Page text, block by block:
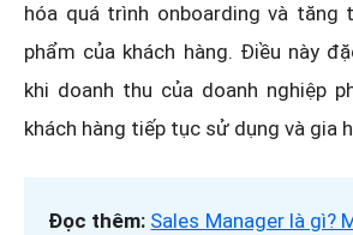
hóa quá trình onboarding và tăng
phẩm của khách hàng. Điều này
khi doanh thu của doanh nghiệp
khách hàng tiếp tục sử dụng và gia
Đọc thêm: Sales Manager là gì?